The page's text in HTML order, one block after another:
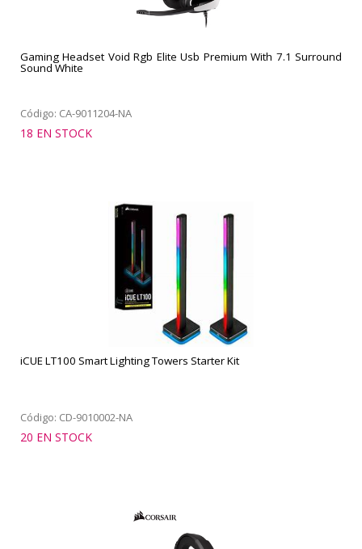
Gaming Headset Void Rgb Elite Usb Premium With 7.1 Surround
Sound White
Código: CA-9011204-NA
18 EN STOCK
iCUE LT100 Smart Lighting Towers Starter Kit
Código: CD-9010002-NA
20 EN STOCK